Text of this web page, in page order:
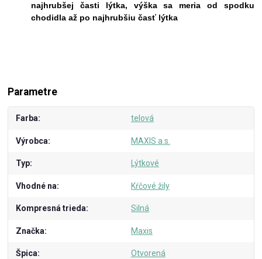
najhrubšej časti lýtka, výška sa meria od spodku
chodidla až po najhrubšiu časť lýtka
Parametre
Farba telová
Výrobca MAXIS a.s.
Typ Lýtkové
Vhodné na Kŕčové žily
Kompresná trieda Silná
Značka Maxis
Špica Otvorená